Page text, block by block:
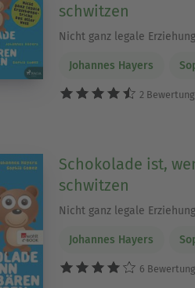
schwitzen
Nicht ganz legale
Johannes Hayers
2
Schokolade ist,
schwitzen
Nicht ganz legale
Johannes Hayers
6